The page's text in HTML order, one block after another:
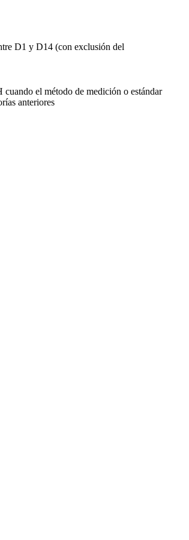
D1 y D14 (con exclusión del
el método de medición o estándar
anteriores